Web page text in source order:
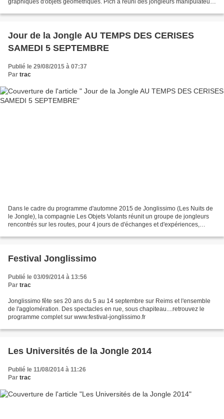
graphiques d'objets géométriques. Pich a réuni des jongleurs manipulateurs
Jour de la Jongle AU TEMPS DES CERISES
SAMEDI 5 SEPTEMBRE
Publié le 29/08/2015 à 07:37
Par trac
Dans le cadre du programme d'automne 2015 de Jonglissimo (Les Nuits de
le Jongle), la compagnie Les Objets Volants réunit un groupe de jongleurs
rencontrés sur les routes, pour 4 jours de d'échanges et d'expériences,
Festival Jonglissimo
Publié le 03/09/2014 à 13:56
Par trac
Jonglissimo fête ses 20 ans du 5 au 14 septembre sur Reims et l'ensemble
de l'agglomération. Des spectacles en rue, sous chapiteau....retrouvez le
programme complet sur www.festival-jonglissimo.fr
Les Universités de la Jongle 2014
Publié le 11/08/2014 à 11:26
Par trac